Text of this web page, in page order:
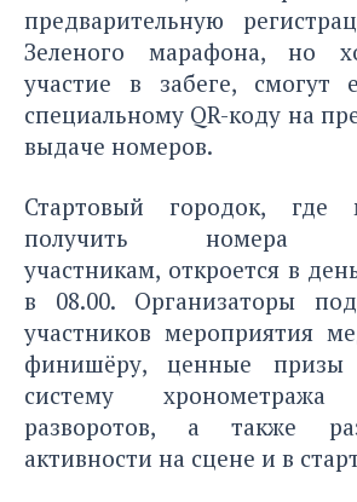
предварительную
Зеленого марафона, но
участие в забеге, смогут
специальному QR-коду на
выдаче номеров.
Стартовый городок, где
получить номера
участникам, откроется в
в 08.00. Организаторы
участников мероприятия
финишёру, ценные призы
систему
разворотов, а также
активности на сцене и в